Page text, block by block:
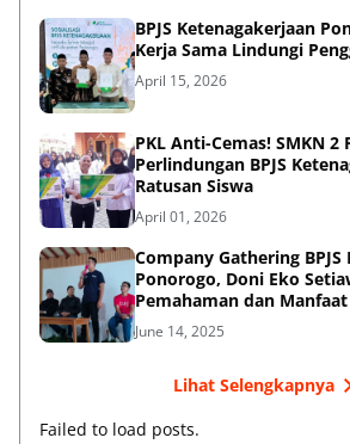
BPJS Ketenagakerjaan
Kerja Sama Lindungi
April 15, 2026
PKL Anti-Cemas! SMKN 2
Perlindungan BPJS
Ratusan Siswa
April 01, 2026
Company Gathering
Ponorogo, Doni Eko
Pemahaman dan
June 14, 2025
Lihat Selengkapnya
Failed to load posts.